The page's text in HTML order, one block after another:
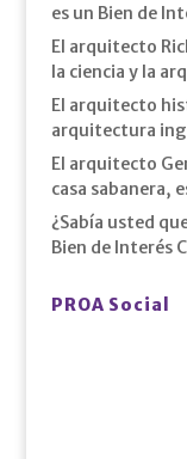
es un Bien de
El arquitecto
la ciencia y la
El arquitecto
arquitectura
El arquitecto
casa sabanera,
¿Sabía usted
Bien de Interés
PROA Social